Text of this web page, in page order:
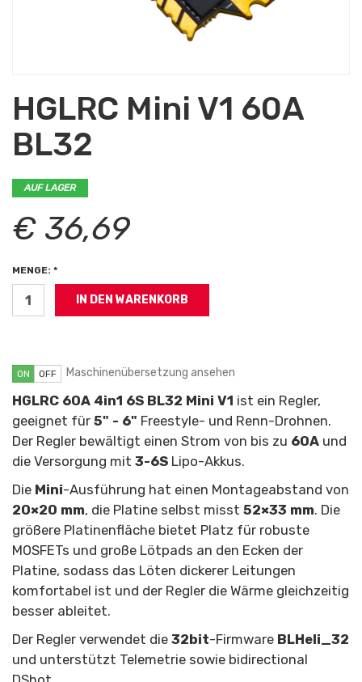
HGLRC Mini V1 60A
BL32
AUF LAGER
€ 36,69
MENGE: *
ON OFF Maschinenübersetzung ansehen
HGLRC 60A 4in1 6S BL32 Mini V1 ist ein Regler,
geeignet für 5" - 6" Freestyle- und Renn-Drohnen.
Der Regler bewältigt einen Strom von bis zu 60A und
die Versorgung mit 3-6S Lipo-Akkus.
Die Mini-Ausführung hat einen Montageabstand von
20×20 mm, die Platine selbst misst 52×33 mm. Die
größere Platinenfläche bietet Platz für robuste
MOSFETs und große Lötpads an den Ecken der
Platine, sodass das Löten dickerer Leitungen
komfortabel ist und der Regler die Wärme gleichzeitig
besser ableitet.
Der Regler verwendet die 32bit-Firmware BLHeli_32
und unterstützt Telemetrie sowie bidirectional